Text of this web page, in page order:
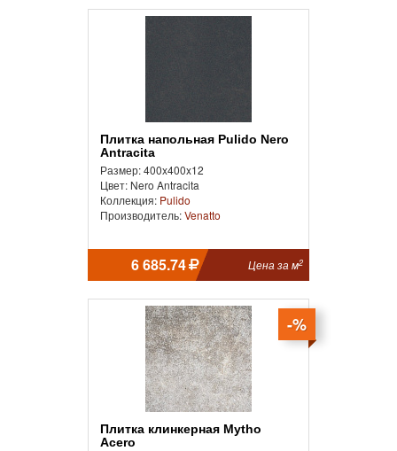
Плитка напольная Pulido Nero
Antracita
Размер: 400x400x12
Цвет: Nero Antracita
Коллекция: Pulido
Производитель:Venatto
6 685.74 Цена за м2
-%
Плитка клинкерная Mytho
Acero